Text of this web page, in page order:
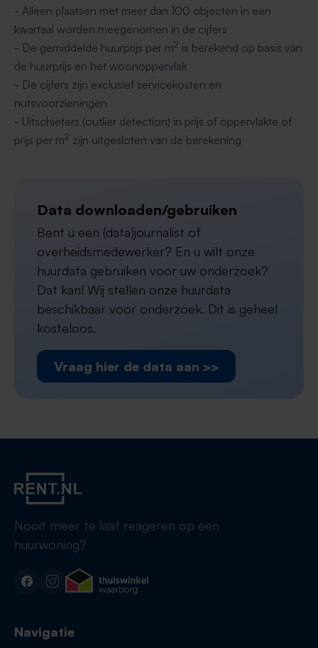
- Alleen plaatsen met meer dan 100 objecten in een
kwartaal worden meegenomen in de cijfers
- De gemiddelde huurprijs per m2 is berekend op basis van
de huurprijs en het woonoppervlak
- De cijfers zijn exclusief servicekosten en
nutsvoorzieningen
- Uitschieters (outlier detection) in prijs of oppervlakte of
prijs per m2 zijn uitgesloten van de berekening
Data downloaden/gebruiken
Bent u een (data)journalist of
overheidsmedewerker? En u wilt onze
huurdata gebruiken voor uw onderzoek?
Dat kan! Wij stellen onze huurdata
beschikbaar voor onderzoek. Dit is geheel
kosteloos.
Vraag hier de data aan >>
Nooit meer te laat reageren op een
huurwoning?
Navigatie